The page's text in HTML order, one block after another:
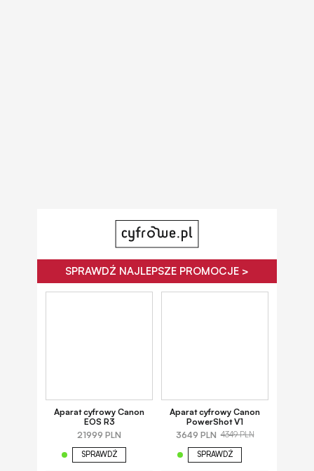
SPRAWDŹ NAJLEPSZE PROMOCJE >
Aparat cyfrowy Canon
EOS R3
21999 PLN
SPRAWDŹ
Aparat cyfrowy Canon
PowerShot V1
3649 PLN 4349 PLN
SPRAWDŹ